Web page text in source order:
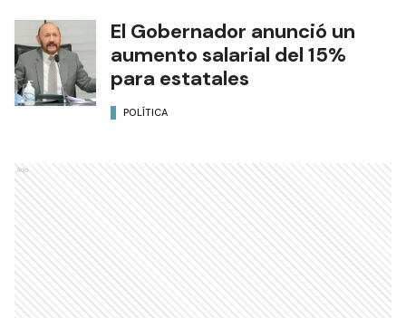
El Gobernador anunció un
aumento salarial del 15%
para estatales
POLÍTICA
Ads